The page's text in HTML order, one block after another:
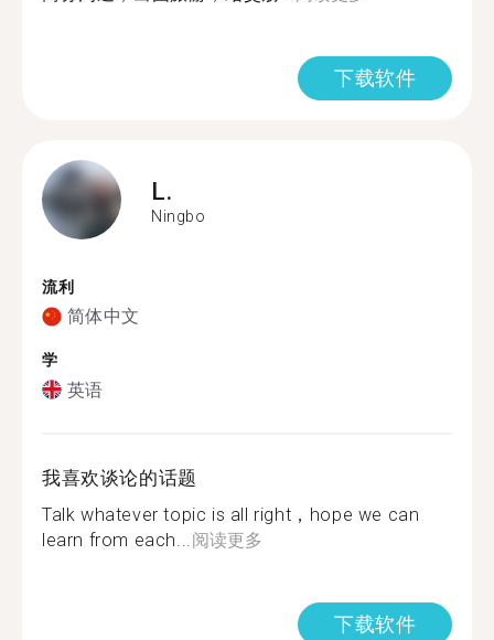
下载软件
L.
Ningbo
流利
简体中文
学
英语
我喜欢谈论的话题
Talk whatever topic is all right，hope we can
learn from each... 阅读更多
下载软件